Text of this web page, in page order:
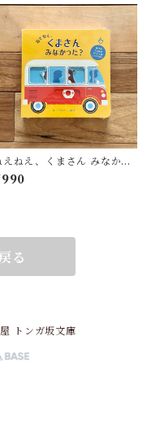
えねえ、くまさん みなかっ
？ | リディア・ニコルズ
), みた かよこ(訳)
る
トンガ坂文庫